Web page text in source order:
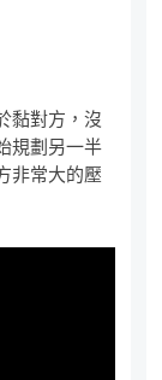
黏對方，沒
規劃另一半
非常大的壓